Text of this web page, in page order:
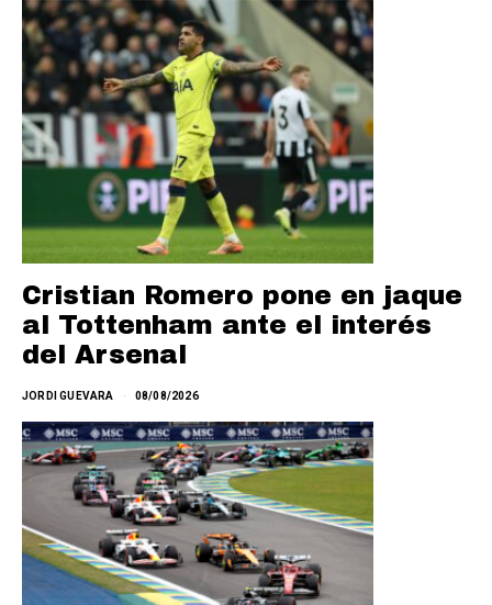
Cristian Romero pone en jaque
al Tottenham ante el interés
del Arsenal
JORDI GUEVARA 08/08/2026